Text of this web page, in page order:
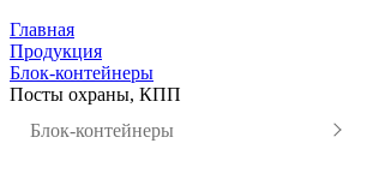
Главная
Продукция
Блок-контейнеры
Посты охраны, КПП
Блок-контейнеры